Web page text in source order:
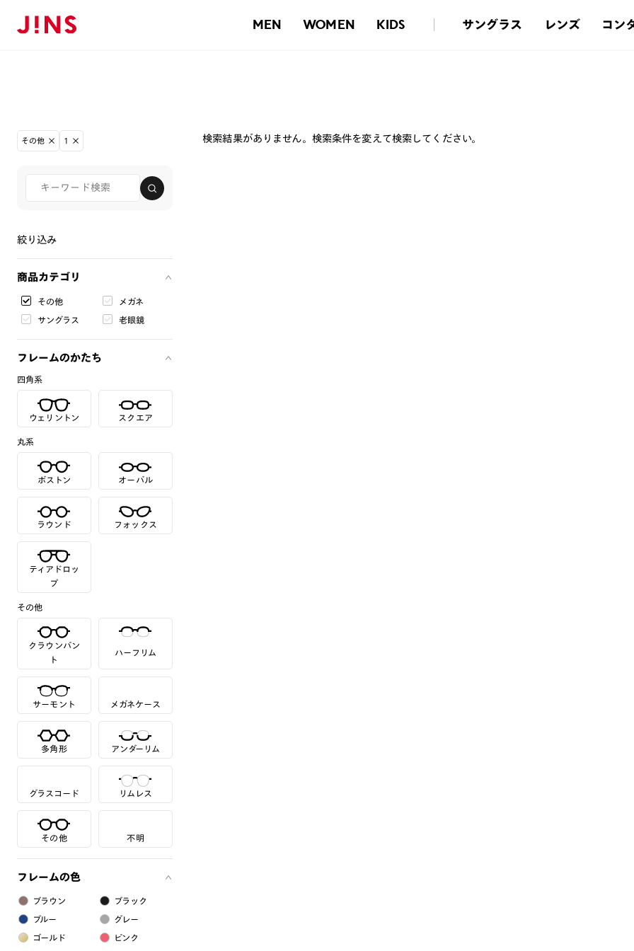
MEN WOMEN KIDS サングラス レンズ コン
その他 1
絞り込み
商品カテゴリ
その他 メガネ
サングラス 老眼鏡
フレームのかたち
四角系
ウェリントン スクエア
丸系
ボストン オーバル
ラウンド フォックス
ティアドロッ
プ
その他
クラウンパン
ト
ハーフリム
サーモント メガネケース
多角形 アンダーリム
グラスコード リムレス
その他 不明
フレームの色
ブラウン ブラック
ブルー グレー
ゴールド ピンク
検索結果がありません。検索条件を変えて検索してください。